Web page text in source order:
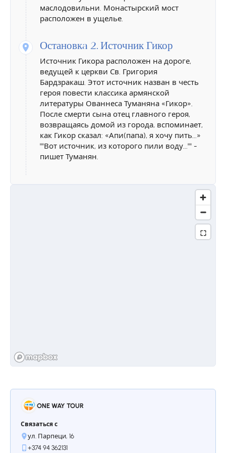
маслодовильни. Монастырский мост
расположен в ущелье.
Остановкa 2. Источник Гикор
Источник Гикора расположен на дороге,
ведущей к церкви Св. Григория
Бардзракаш. Этот источник назван в честь
героя повести классика армянской
литературы Ованнеса Туманяна «Гикор».
После смерти сына отец главного героя,
возвращаясь домой из города, вспоминает,
как Гикор сказал: «Апи(папа), я хочу пить...»
""Вот источник, из которого пили воду..."" -
пишет Туманян.
метров над уровнем моря. Свое название
Добро пожаловать в самое известное село
Лорийской области, где родился
вдохновляли эти горы и долины и
живущие здесь люди. Село богато
крупнейшими из которых являются дом-
музей поэта, церковь Святого Григория
Просветителя 7-го века, Всеспасительный
ONE WAY TOUR
Связаться с
ул. Парпеци, 16
+374 94 362131